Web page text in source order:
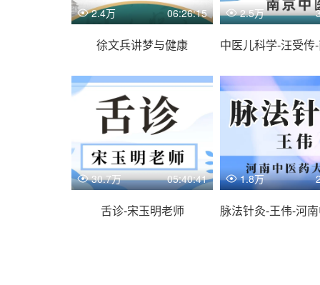
2.4万 06:26:15
徐文兵讲梦与健康
2.5万
30.7万 05:40:41
舌诊-宋玉明老师
1.8万